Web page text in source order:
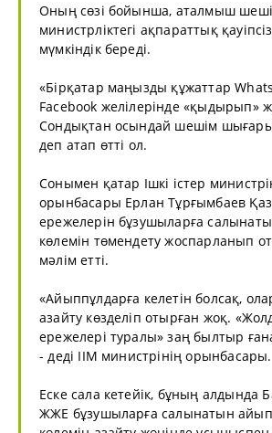
Оның сөзі бойынша, аталмыш
министрліктегі ақпараттық
мүмкіндік береді.
«Бірқатар маңызды құжаттар
Facebook желілерінде «қыдырып»
Сондықтан осындай шешім
деп атап өтті ол.
Сонымен қатар Ішкі істер
орынбасары Ерлан Тұрғымбаев
ережелерін бұзушыларға
көлемін төмендету жоспарланып
мәлім етті.
«Айыппұлдарға келетін болсақ,
азайту көзделіп отырған жоқ.
ережелері туралы» заң былтыр
- деді ІІМ министрінің орынбасары.
Еске сала кетейік, бұның алдында
ЖЖЕ бұзушыларға салынатын